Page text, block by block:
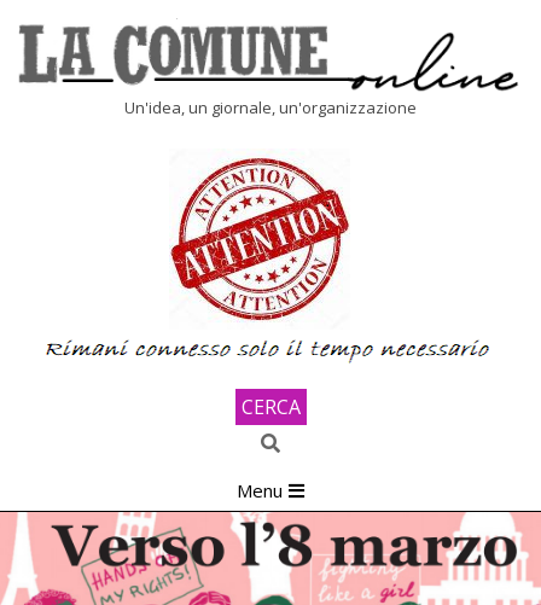
content
Un'idea, un giornale, un'organizzazione
CERCA
Search
Navigation
Menu
Menu